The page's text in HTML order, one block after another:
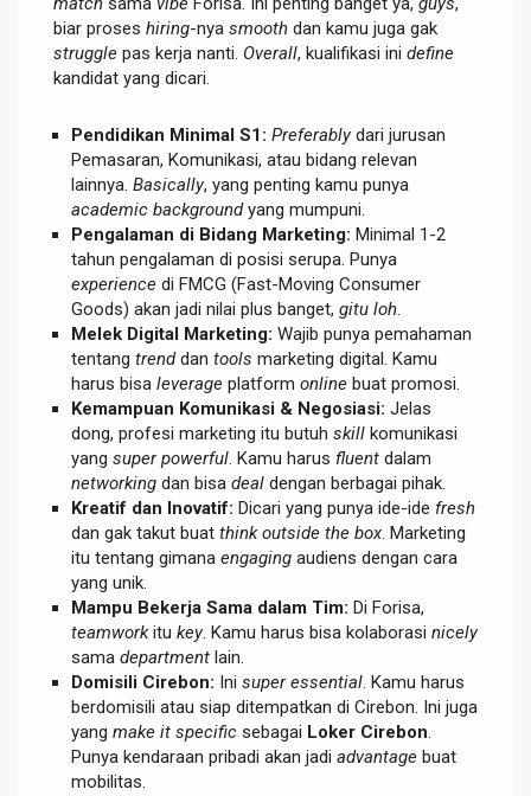
biar proses hiring-nya smooth dan kamu juga gak
struggle pas kerja nanti. Overall, kualifikasi ini define
kandidat yang dicari.
Pendidikan Minimal S1: Preferablydari jurusan
Pemasaran, Komunikasi, atau bidang relevan
lainnya. Basically, yang penting kamu punya
academic backgroundyang mumpuni.
Pengalaman di Bidang Marketing: Minimal 1-2
tahun pengalaman di posisi serupa. Punya
experience di FMCG (Fast-Moving Consumer
Goods) akan jadi nilai plus banget, gitu loh
Melek Digital Marketing: Wajib punya pemahaman
tentang trenddan tools marketing digital. Kamu
harus bisa leverage platform online buat promosi.
Kemampuan Komunikasi & Negosiasi: Jelas
dong, profesi marketing itu butuh skill komunikasi
yang super powerful . Kamu harus fluent dalam
networking dan bisa deal dengan berbagai pihak.
Kreatif dan Inovatif: Dicari yang punya ide-ide fresh
dan gak takut buat think outside the box. Marketing
itu tentang gimana engaging audiens dengan cara
yang unik.
Mampu Bekerja Sama dalam Tim: Di Forisa,
teamworkitu key. Kamu harus bisa kolaborasi nicely
sama department lain.
Domisili Cirebon: Ini super essential . Kamu harus
berdomisili atau siap ditempatkan di Cirebon. Ini juga
yang make it specific sebagai Loker Cirebon
Punya kendaraan pribadi akan jadi advantage buat
mobilitas.